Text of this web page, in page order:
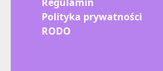
Polityka prywatności
RODO